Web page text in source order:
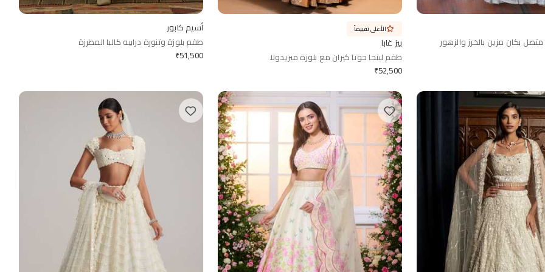
بكان مزين بالخرز والزهور
بيز غابا
طقم لينجا جوتا كيران مع بلوزة ميريدولا
₹52,500
الأعلى تقييماً
أسيم كابور
طقم بلوزة وتنورة درابيه كالبا المطرزة
₹51,500